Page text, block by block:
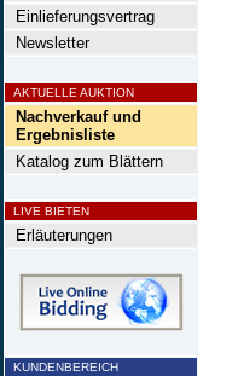
Einlieferungsvertrag
Newsletter
AKTUELLE AUKTION
Nachverkauf und
Ergebnisliste
Katalog zum Blättern
LIVE BIETEN
Erläuterungen
KUNDENBEREICH